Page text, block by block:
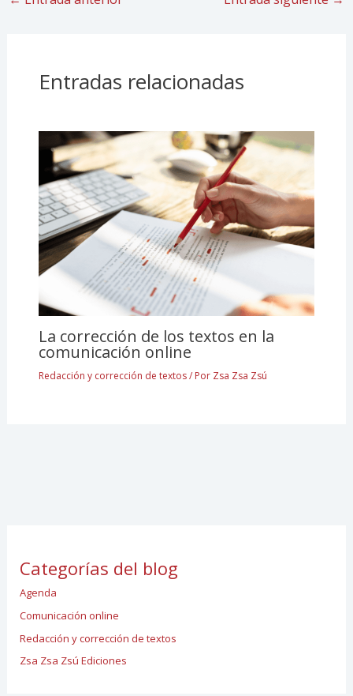
Entradas relacionadas
La corrección de los textos en la
comunicación online
Redacción y corrección de textos/ Por Zsa Zsa Zsú
Categorías del blog
Agenda
Comunicación online
Redacción y corrección de textos
Zsa Zsa Zsú Ediciones